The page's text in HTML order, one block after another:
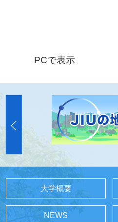
PCで表示
大学概要
NEWS